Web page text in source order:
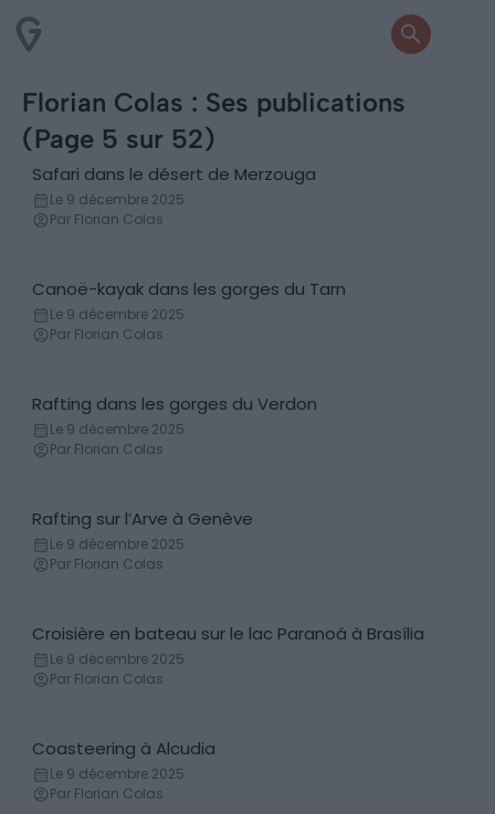
Florian Colas : Ses publications
(Page 5 sur 52)
Excursions & Séjours organisés
Safari dans le désert de Merzouga
Le 9 décembre 2025
Par Florian Colas
Canoë - Kayak
Canoë-kayak dans les gorges du Tarn
Le 9 décembre 2025
Par Florian Colas
Rafting
Rafting dans les gorges du Verdon
Le 9 décembre 2025
Par Florian Colas
Rafting
Rafting sur l’Arve à Genève
Le 9 décembre 2025
Par Florian Colas
Bateau
Croisière en bateau sur le lac Paranoá à Brasília
Le 9 décembre 2025
Par Florian Colas
Activité terrestre
Coasteering à Alcudia
Le 9 décembre 2025
Par Florian Colas